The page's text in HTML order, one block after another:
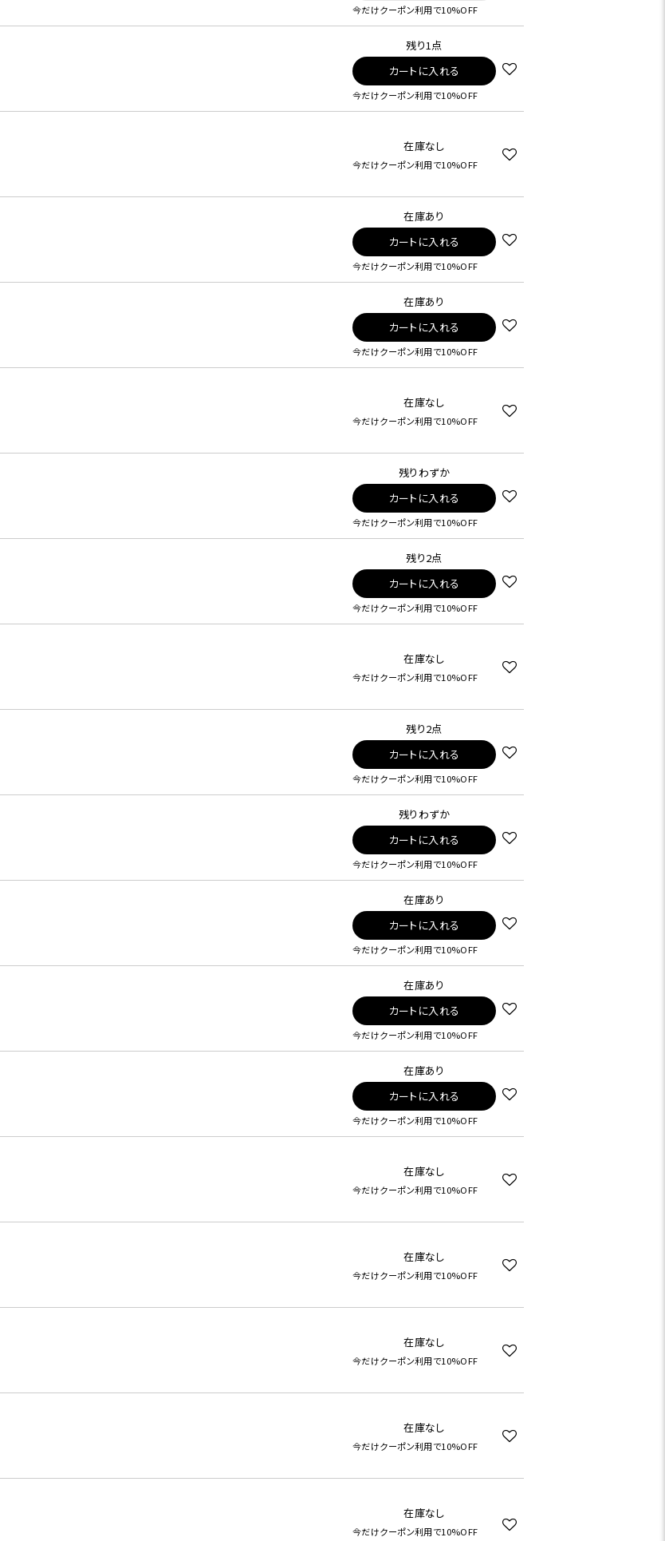
今だけクーポン利用で10%OFF
残り1点
カートに入れる
今だけクーポン利用で10%OFF
在庫なし
今だけクーポン利用で10%OFF
在庫あり
カートに入れる
今だけクーポン利用で10%OFF
在庫あり
カートに入れる
今だけクーポン利用で10%OFF
在庫なし
今だけクーポン利用で10%OFF
残りわずか
カートに入れる
今だけクーポン利用で10%OFF
残り2点
カートに入れる
今だけクーポン利用で10%OFF
在庫なし
今だけクーポン利用で10%OFF
残り2点
カートに入れる
今だけクーポン利用で10%OFF
残りわずか
カートに入れる
今だけクーポン利用で10%OFF
在庫あり
カートに入れる
今だけクーポン利用で10%OFF
在庫あり
カートに入れる
今だけクーポン利用で10%OFF
在庫あり
カートに入れる
今だけクーポン利用で10%OFF
在庫なし
今だけクーポン利用で10%OFF
在庫なし
今だけクーポン利用で10%OFF
在庫なし
今だけクーポン利用で10%OFF
在庫なし
今だけクーポン利用で10%OFF
在庫なし
今だけクーポン利用で10%OFF